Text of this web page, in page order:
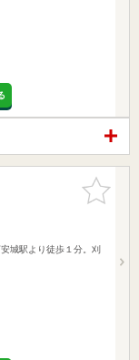
お気に入
りに追加
城駅より徒歩１分。刈